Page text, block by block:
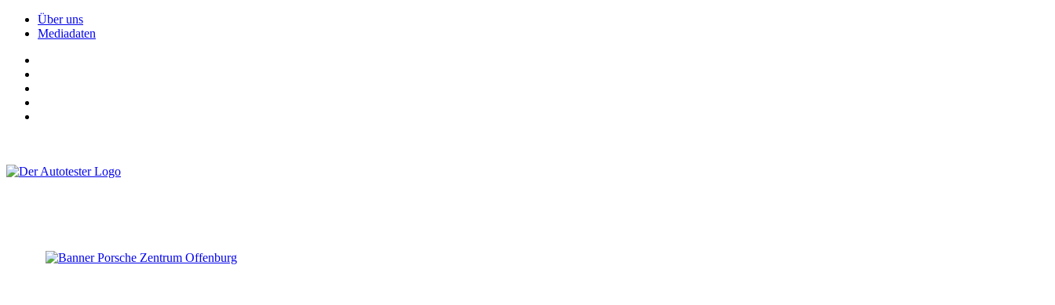
Über uns
Mediadaten